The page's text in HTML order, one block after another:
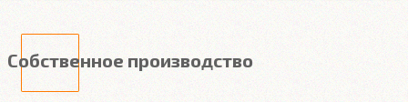
Собственное производство